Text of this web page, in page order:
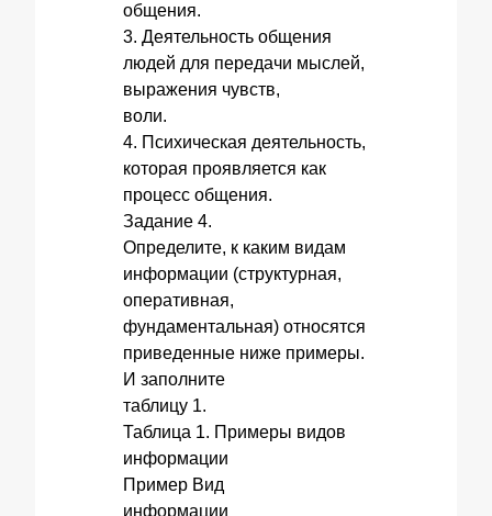
общения.
3. Деятельность общения
людей для передачи мыслей,
выражения чувств,
воли.
4. Психическая деятельность,
которая проявляется как
процесс общения.
Задание 4.
Определите, к каким видам
информации (структурная,
оперативная,
фундаментальная) относятся
приведенные ниже примеры.
И заполните
таблицу 1.
Таблица 1. Примеры видов
информации
Пример Вид
информации